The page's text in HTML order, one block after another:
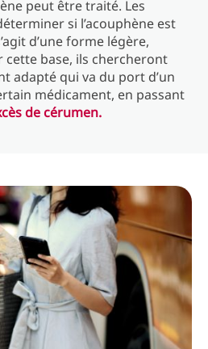
peut être traité. Les
si l’acouphène est
d’une forme légère,
cette base, ils chercheront
adapté qui va du port d’un
médicament, en passant
de cérumen.